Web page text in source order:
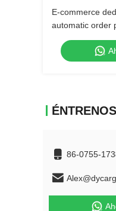
E-commerce
automatic order
86-0755-